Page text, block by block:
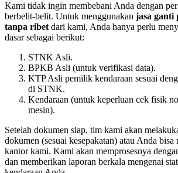
Kami tidak ingin membebani Anda dengan
berbelit-belit. Untuk menggunakan jasa ganti
tanpa ribetdari kami, Anda hanya perlu
dasar sebagai berikut:
STNK Asli.
BPKB Asli (untuk verifikasi data).
KTP Asli pemilik kendaraan sesuai
di STNK.
Kendaraan (untuk keperluan cek fisik
mesin).
Setelah dokumen siap, tim kami akan
dokumen (sesuai kesepakatan) atau Anda
kantor kami. Kami akan memprosesnya
dan memberikan laporan berkala mengenai